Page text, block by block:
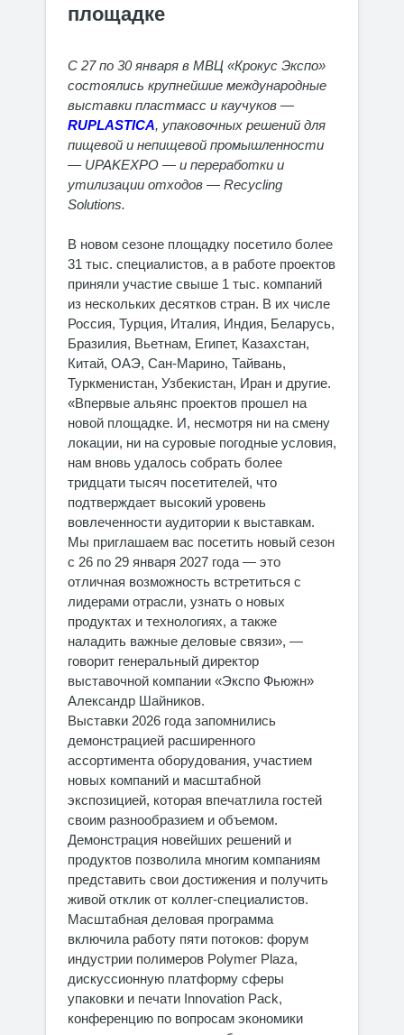
площадке
С 27 по 30 января в МВЦ «Крокус Экспо»
состоялись крупнейшие международные
выставки пластмасс и каучуков —
RUPLASTICA, упаковочных решений для
пищевой и непищевой промышленности
— UPAKEXPO — и переработки и
утилизации отходов — Recycling
Solutions.
В новом сезоне площадку посетило более
31 тыс. специалистов, а в работе проектов
приняли участие свыше 1 тыс. компаний
из нескольких десятков стран. В их числе
Россия, Турция, Италия, Индия, Беларусь,
Бразилия, Вьетнам, Египет, Казахстан,
Китай, ОАЭ, Сан-Марино, Тайвань,
Туркменистан, Узбекистан, Иран и другие.
«Впервые альянс проектов прошел на
новой площадке. И, несмотря ни на смену
локации, ни на суровые погодные условия,
нам вновь удалось собрать более
тридцати тысяч посетителей, что
подтверждает высокий уровень
вовлеченности аудитории к выставкам.
Мы приглашаем вас посетить новый сезон
с 26 по 29 января 2027 года — это
отличная возможность встретиться с
лидерами отрасли, узнать о новых
продуктах и технологиях, а также
наладить важные деловые связи», —
говорит генеральный директор
выставочной компании «Экспо Фьюжн»
Александр Шайников.
Выставки 2026 года запомнились
демонстрацией расширенного
ассортимента оборудования, участием
новых компаний и масштабной
экспозицией, которая впечатлила гостей
своим разнообразием и объемом.
Демонстрация новейших решений и
продуктов позволила многим компаниям
представить свои достижения и получить
живой отклик от коллег-специалистов.
Масштабная деловая программа
включила работу пяти потоков: форум
индустрии полимеров Polymer Plaza,
дискуссионную платформу сферы
упаковки и печати Innovation Pack,
конференцию по вопросам экономики